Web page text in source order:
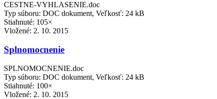
CESTNE-VYHLASENIE.doc
Typ súboru: DOC dokument, Veľkosť: 24 kB
Stiahnuté: 105×
Vložené: 2. 10. 2015
Splnomocnenie
SPLNOMOCNENIE.doc
Typ súboru: DOC dokument, Veľkosť: 24 kB
Stiahnuté: 100×
Vložené: 2. 10. 2015